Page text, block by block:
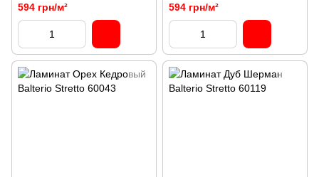
594 грн/м² 594 грн/м²